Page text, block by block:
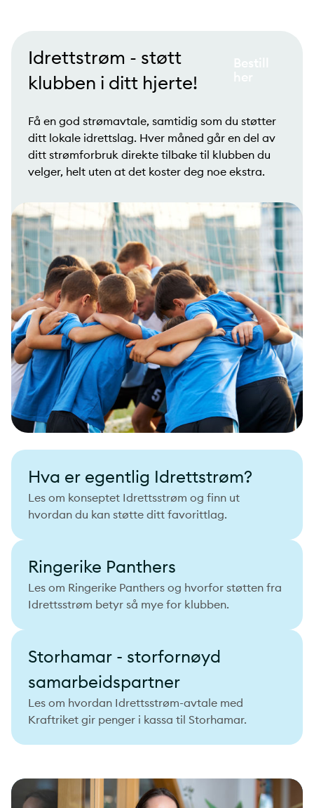
Idrettstrøm - støtt
klubben i ditt hjerte!
Få en god strømavtale, samtidig som du støtter
ditt lokale idrettslag. Hver måned går en del av
ditt strømforbruk direkte tilbake til klubben du
velger, helt uten at det koster deg noe ekstra.
Hva er egentlig Idrettstrøm?
Les om konseptet Idrettsstrøm og finn ut
hvordan du kan støtte ditt favorittlag.
Ringerike Panthers
Les om Ringerike Panthers og hvorfor støtten fra
Idrettsstrøm betyr så mye for klubben.
Storhamar - storfornøyd
samarbeidspartner
Les om hvordan Idrettsstrøm-avtale med
Kraftriket gir penger i kassa til Storhamar.